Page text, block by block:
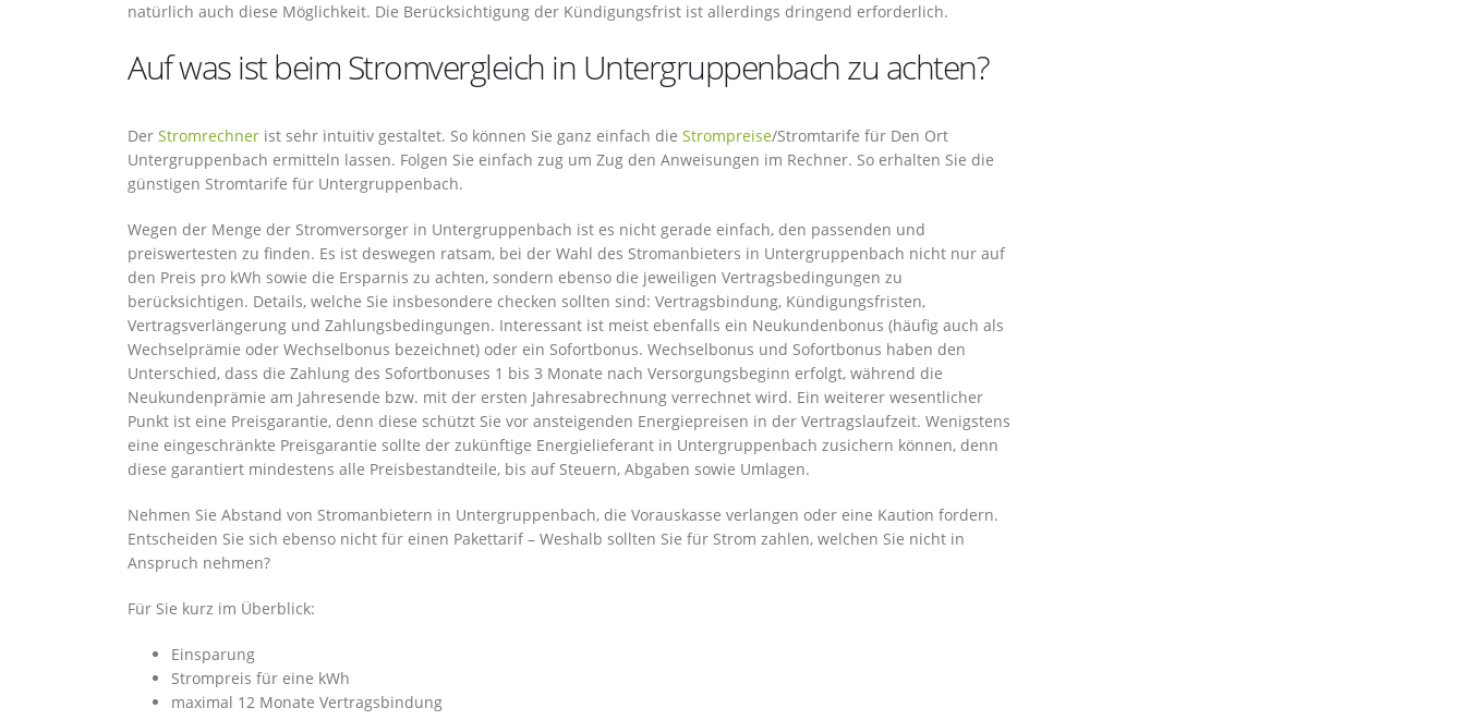
natürlich auch diese Möglichkeit. Die Berücksichtigung der Kündigungsfrist ist allerdings dringend erforderlich.
Auf was ist beim Stromvergleich in Untergruppenbach zu achten?
Der Stromrechner ist sehr intuitiv gestaltet. So können Sie ganz einfach die Strompreise/Stromtarife für Den Ort
Untergruppenbach ermitteln lassen. Folgen Sie einfach zug um Zug den Anweisungen im Rechner. So erhalten Sie die
günstigen Stromtarife für Untergruppenbach.
Wegen der Menge der Stromversorger in Untergruppenbach ist es nicht gerade einfach, den passenden und
preiswertesten zu finden. Es ist deswegen ratsam, bei der Wahl des Stromanbieters in Untergruppenbach nicht nur auf
den Preis pro kWh sowie die Ersparnis zu achten, sondern ebenso die jeweiligen Vertragsbedingungen zu
berücksichtigen. Details, welche Sie insbesondere checken sollten sind: Vertragsbindung, Kündigungsfristen,
Vertragsverlängerung und Zahlungsbedingungen. Interessant ist meist ebenfalls ein Neukundenbonus (häufig auch als
Wechselprämie oder Wechselbonus bezeichnet) oder ein Sofortbonus. Wechselbonus und Sofortbonus haben den
Unterschied, dass die Zahlung des Sofortbonuses 1 bis 3 Monate nach Versorgungsbeginn erfolgt, während die
Neukundenprämie am Jahresende bzw. mit der ersten Jahresabrechnung verrechnet wird. Ein weiterer wesentlicher
Punkt ist eine Preisgarantie, denn diese schützt Sie vor ansteigenden Energiepreisen in der Vertragslaufzeit. Wenigstens
eine eingeschränkte Preisgarantie sollte der zukünftige Energielieferant in Untergruppenbach zusichern können, denn
diese garantiert mindestens alle Preisbestandteile, bis auf Steuern, Abgaben sowie Umlagen.
Nehmen Sie Abstand von Stromanbietern in Untergruppenbach, die Vorauskasse verlangen oder eine Kaution fordern.
Entscheiden Sie sich ebenso nicht für einen Pakettarif – Weshalb sollten Sie für Strom zahlen, welchen Sie nicht in
Anspruch nehmen?
Für Sie kurz im Überblick:
Einsparung
Strompreis für eine kWh
maximal 12 Monate Vertragsbindung